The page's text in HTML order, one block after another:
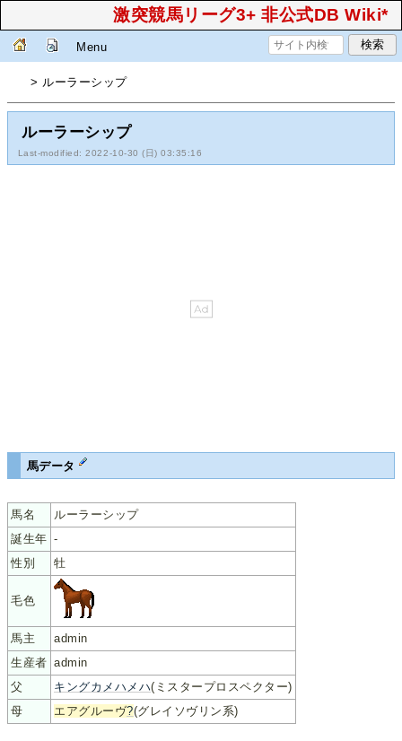
激突競馬リーグ3+ 非公式DB Wiki*
Menu
> ルーラーシップ
ルーラーシップ
Last-modified: 2022-10-30 (日) 03:35:16
馬データ
馬名
ルーラーシップ
誕生年 -
性別
牡
毛色
馬主
admin
生産者 admin
父
キングカメハメハ(ミスタープロスペクター)
母
エアグルーヴ?(グレイソヴリン系)